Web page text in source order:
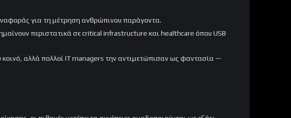
για τη μέτρηση ανθρώπινου παράγοντα.
περιστατικά σε critical infrastructure και healthcare όπου USB
κοινό, αλλά πολλοί IT managers την αντιμετώπισαν ως φαντασία —